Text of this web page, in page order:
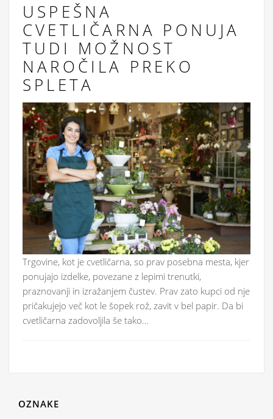
USPEŠNA
CVETLIČARNA PONUJA
TUDI MOŽNOST
NAROČILA PREKO
SPLETA
Trgovine, kot je cvetličarna, so prav posebna mesta, kjer
ponujajo izdelke, povezane z lepimi trenutki,
praznovanji in izražanjem čustev. Prav zato kupci od nje
pričakujejo več kot le šopek rož, zavit v bel papir. Da bi
cvetličarna zadovoljila še tako…
OZNAKE